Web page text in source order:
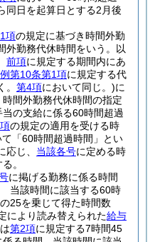
同日を起算日とする2月後
項の規定に基づき時間外勤
外勤務代休時間をいう。以
前項に規定する期間内にあ
第10条第1項に規定する代
。 第4項において同じ。)に
間外勤務代休時間の指定
の支給に係る60時間超過
の規定の適用を受ける時
て「60時間超過時間」とい
応じ、 当該各号に定める時
。
に掲げる勤務に係る時間
当該時間に該当する60時
25を乗じて得た時間数
により読み替えられた給与
第2項に規定する7時間45